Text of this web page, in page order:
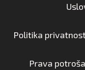
Politika
Prava